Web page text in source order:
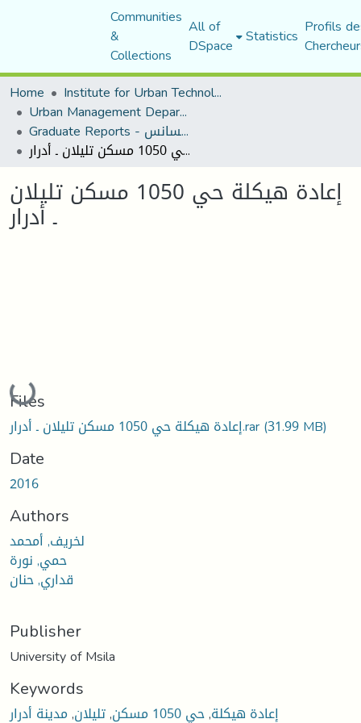
Communities
&
Collections
All of
DSpace Statistics Profils
Home
Institute for Urban Technology Management
Urban Management Department
Graduate Reports - تقارير الليسانس
إعادة هيكلة حي 1050 مسكن تليلان ـ أدرار
إعادة هيكلة حي 1050 مسكن تليلان
ـ أدرار
Loading...
Files
إعادة هيكلة حي 1050 مسكن تليلان ـ أدرار.rar(31.99 MB)
Date
2016
Authors
لخريف, أمحمد
حمي, نورة
قداري, حنان
Publisher
University of Msila
Keywords
إعادة هيكلة,حي 1050 مسكن ,تليلان,مدينة أدرار